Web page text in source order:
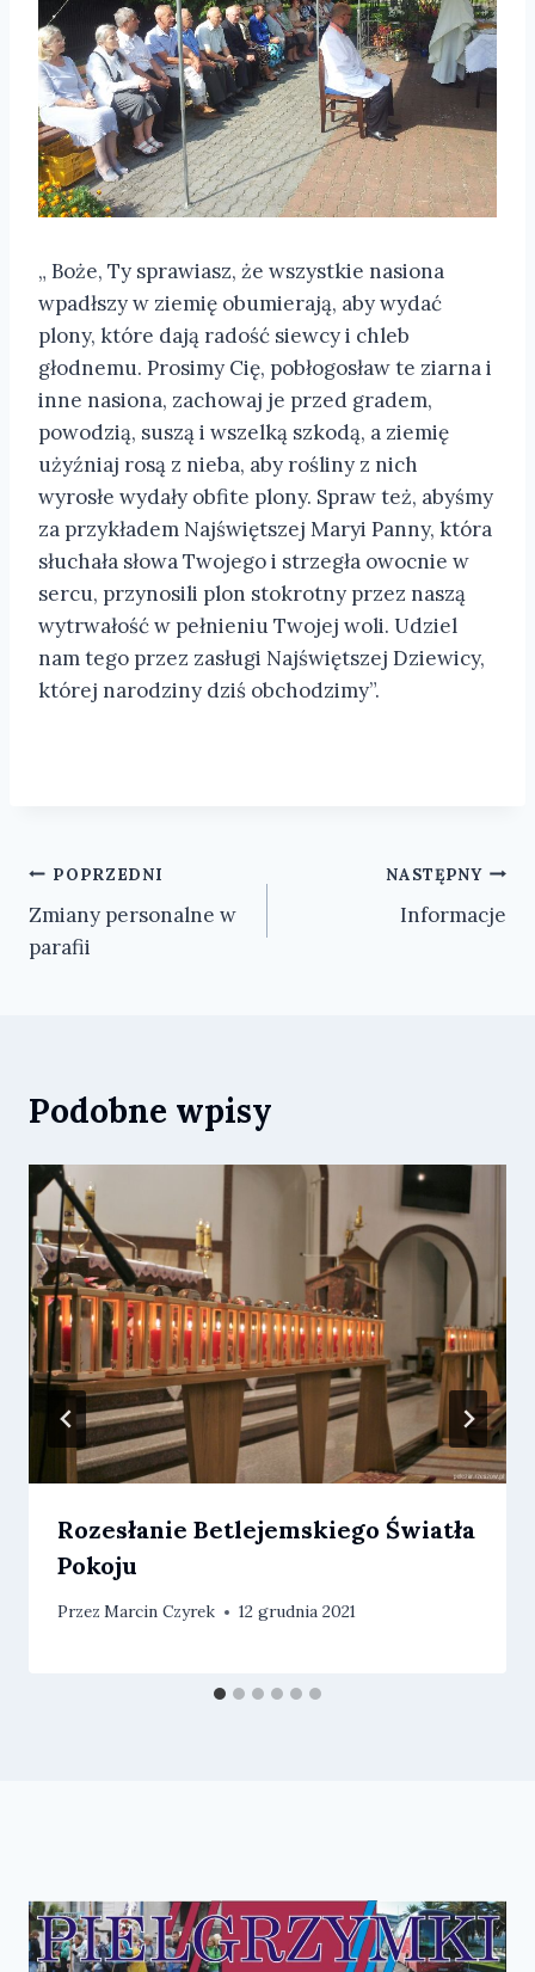
„ Boże, Ty sprawiasz, że wszystkie nasiona
wpadłszy w ziemię obumierają, aby wydać
plony, które dają radość siewcy i chleb
głodnemu. Prosimy Cię, pobłogosław te ziarna i
inne nasiona, zachowaj je przed gradem,
powodzią, suszą i wszelką szkodą, a ziemię
użyźniaj rosą z nieba, aby rośliny z nich
wyrosłe wydały obfite plony. Spraw też, abyśmy
za przykładem Najświętszej Maryi Panny, która
słuchała słowa Twojego i strzegła owocnie w
sercu, przynosili plon stokrotny przez naszą
wytrwałość w pełnieniu Twojej woli. Udziel
nam tego przez zasługi Najświętszej Dziewicy,
której narodziny dziś obchodzimy”.
Nawigacja
wpisu
POPRZEDNI
Zmiany personalne w
parafii
NASTĘPNY
Informacje
Podobne wpisy
Rozesłanie Betlejemskiego Światła
Pokoju
Przez Marcin Czyrek 12 grudnia 2021